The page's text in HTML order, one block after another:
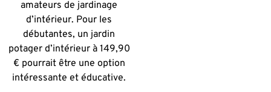
amateurs de jardinage
d’intérieur. Pour les
débutantes, un jardin
potager d’intérieur à 149,90
€ pourrait être une option
intéressante et éducative.